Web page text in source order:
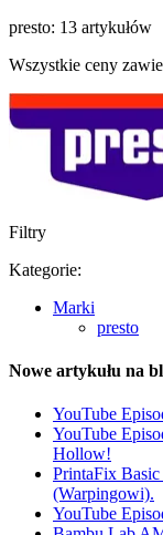
presto: 13 artykułów
Wszystkie ceny
Filtry
Kategorie:
Marki
presto
Nowe artykułu na
YouTube
YouTube
Hollow!
PrintaFix
(Warpingowi).
YouTube